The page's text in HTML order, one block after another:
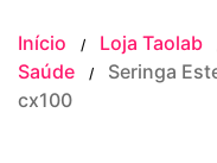
Início / Loja Taolab
Saúde
/
Seringa
cx100